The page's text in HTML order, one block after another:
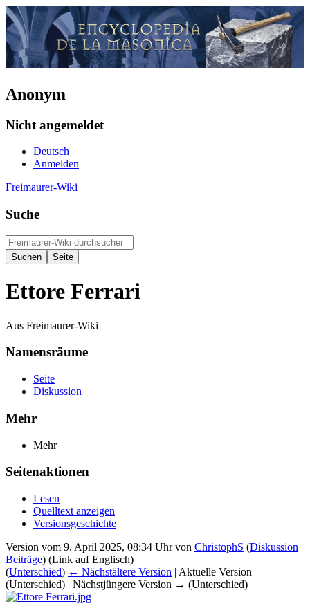
Anonym
Nicht angemeldet
Deutsch
Anmelden
Freimaurer-Wiki
Suche
Ettore Ferrari
Aus Freimaurer-Wiki
Namensräume
Seite
Diskussion
Mehr
Mehr
Seitenaktionen
Lesen
Quelltext anzeigen
Versionsgeschichte
Version vom 9. April 2025, 08:34 Uhr von ChristophS (Diskussion |
Beiträge) (Link auf Englisch)
(Unterschied) ← Nächstältere Version | Aktuelle Version
(Unterschied) | Nächstjüngere Version → (Unterschied)